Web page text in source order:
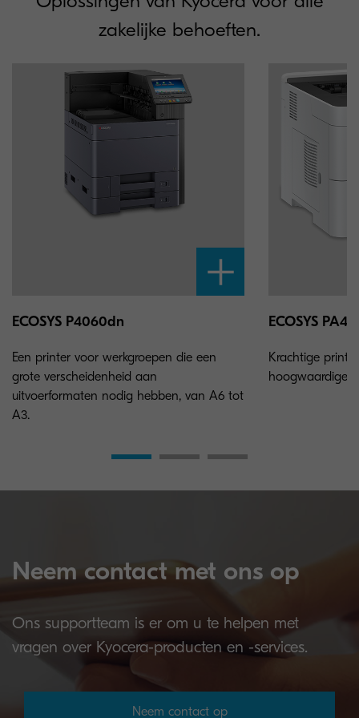
zakelijke behoeften.
ECOSYS P4060dn
Een printer voor werkgroepen die een
grote verscheidenheid aan
uitvoerformaten nodig hebben, van A6 tot
A3.
ECOSYS
Krachtige
hoogwaardige
Neem contact met ons op
Ons supportteam is er om u te helpen met
vragen over Kyocera-producten en -services.
Neem contact op